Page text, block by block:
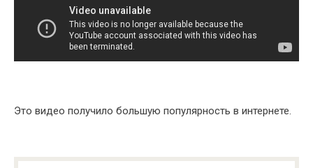
Это видео получило большую популярность в интернете.